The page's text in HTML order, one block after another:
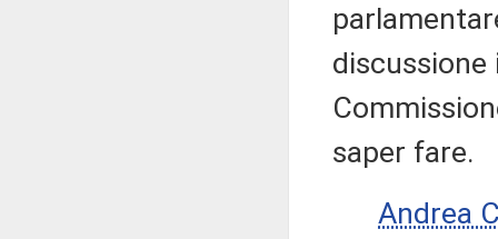
saper fare.
Andrea